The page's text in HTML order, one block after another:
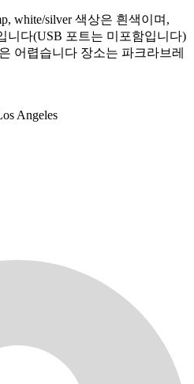
white/silver 색상은 흰색이며,
니다(USB 포트는 미포함입니다)
어렵습니다 장소는 파크라브레
Angeles